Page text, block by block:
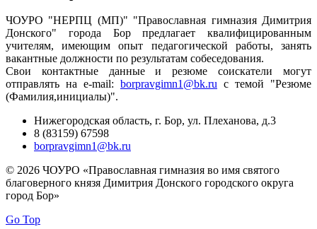
ЧОУРО "НЕРПЦ (МП)" "Православная гимназия Димитрия
Донского" города Бор предлагает квалифицированным
учителям, имеющим опыт педагогической работы, занять
вакантные должности по результатам собеседования.
Свои контактные данные и резюме соискатели могут
отправлять на e-mail: borpravgimn1@bk.ru с темой "Резюме
(Фамилия,инициалы)".
Нижегородская область, г. Бор, ул. Плеханова, д.3
8 (83159) 67598
borpravgimn1@bk.ru
© 2026 ЧОУРО «Православная гимназия во имя святого
благоверного князя Димитрия Донского городского округа
город Бор»
Go Top